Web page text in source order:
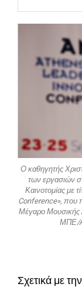
Ο καθηγητής
των εργασιών
Καινοτομίας με
Conference», που
Μέγαρο Μουσικής
ΜΠΕ/
Σχετικά με